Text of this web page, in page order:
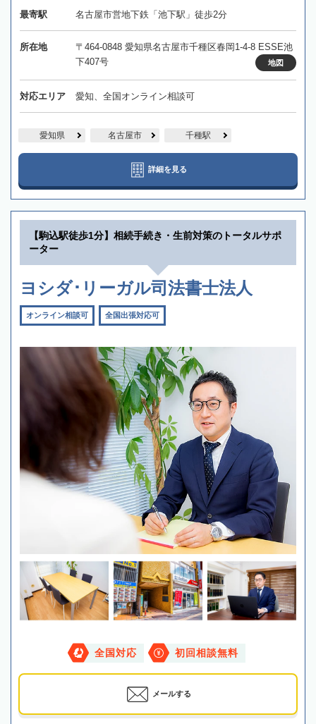
最寄駅 名古屋市営地下鉄「池下駅」徒歩2分
所在地
〒464-0848 愛知県名古屋市千種区春岡1-4-8 ESSE池
下407号
地図
対応エリア 愛知、全国オンライン相談可
愛知県 名古屋市 千種駅
詳細を見る
【駒込駅徒歩1分】相続手続き・生前対策のトータルサポ
ーター
ヨシダ･リーガル司法書士法人
オンライン相談可 全国出張対応可
全国対応 初回相談無料
メールする